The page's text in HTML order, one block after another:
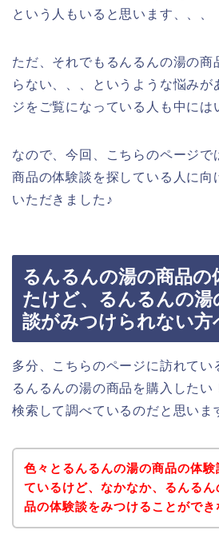
という人もいると思います、、、
ただ、それでもるんるんの湯の商
らない、、、というような悩みが
ジをご覧になっている人も中には
なので、今回、こちらのページで
商品の体験談を探している人に向
いただきました♪
るんるんの湯の商品の
たけど、るんるんの湯
談がみつけられない方
多分、こちらのページに訪れてい
るんるんの湯の商品を購入したい
検索して調べているのだと思いま
色々とるんるんの湯の商品の体験
ているけど、なかなか、るんるん
品の体験談をみつけることができ